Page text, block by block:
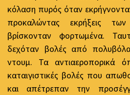
κόλαση πυρός όταν
προκαλώντας εκρήξεις
βρίσκονταν φορτωμένα.
δεχόταν βολές από
ντουμ. Τα αντιαεροπορικά
καταιγιστικές βολές που
και απέτρεπαν την